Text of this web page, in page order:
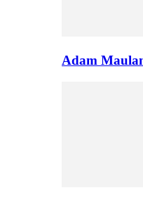
Adam